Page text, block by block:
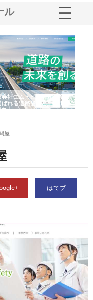
ル
会社エム・ビルドが南多摩
ばれる道路舗装と土木工事
力
屋
はてブ